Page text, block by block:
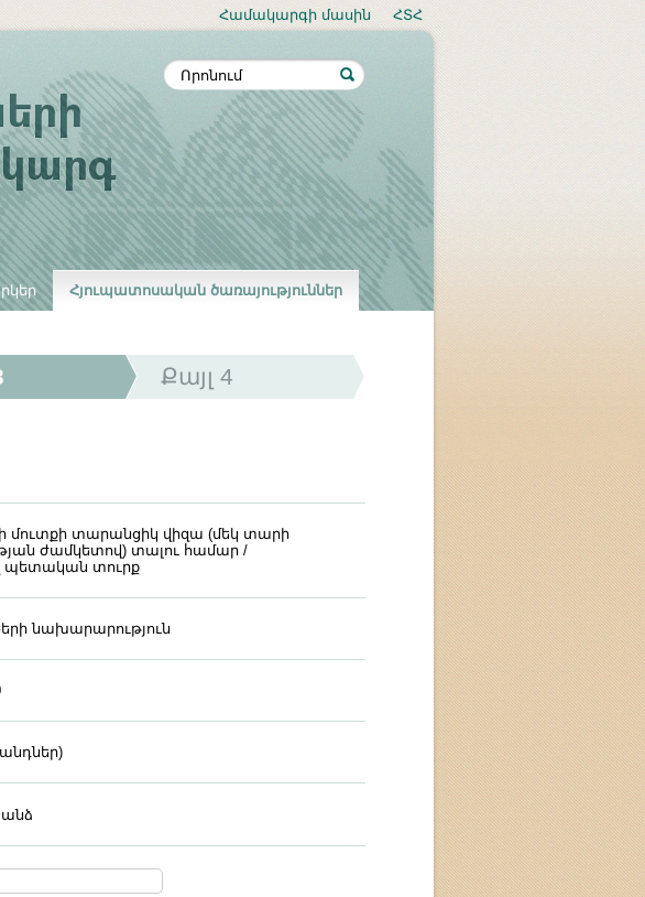
Համակարգի մասին ՀՏՀ
Հյուպատոսական ծառայություններ
Քայլ 4
մուտքի տարանցիկ վիզա (մեկ տարի
ժամկետով) տալու համար /
պետական տուրք
նախարարություն